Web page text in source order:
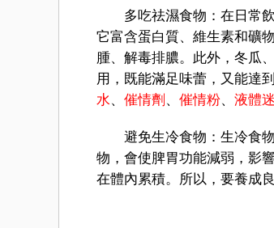
多吃祛濕食物：在日常飲
它富含蛋白質、維生素和礦
腫、解毒排膿。此外，冬瓜
用，既能滿足味蕾，又能達
水、 催情劑 、 催情粉、 液體
避免生冷食物：生冷食物
物，會使脾胃功能減弱，影
在體內累積。所以，要養成